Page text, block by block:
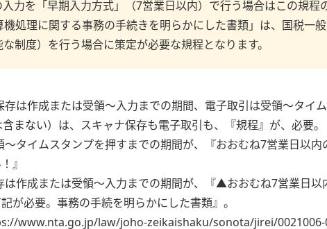
力を「早期入力方式」（7営業日以内）で行う場合はこの規程
機処理に関する事務の手続きを明らかにした書類」は、国税一
制度）を行う場合に策定が必要な規程となります。
は作成または受領〜入力までの期間、電子取引は受領〜タイ
まない）は、スキャナ保存も電子取引も、『規程』が、必要。
タイムスタンプを押すまでの期間が、『おおむね7営業日以
』
作成または受領〜入力までの期間が、『▲おおむね7営業日以
が必要。事務の手続を明らかにした書類』。
www.nta.go.jp/law/joho-zeikaishaku/sonota/jirei/